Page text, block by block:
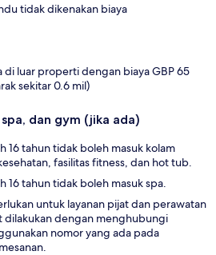
tidak dikenakan biaya
di luar properti dengan biaya GBP 65
sekitar 0.6 mil)
dan gym (jika ada)
16 tahun tidak boleh masuk kolam
fasilitas fitness, dan hot tub.
16 tahun tidak boleh masuk spa.
untuk layanan pijat dan perawatan
dilakukan dengan menghubungi
nomor yang ada pada